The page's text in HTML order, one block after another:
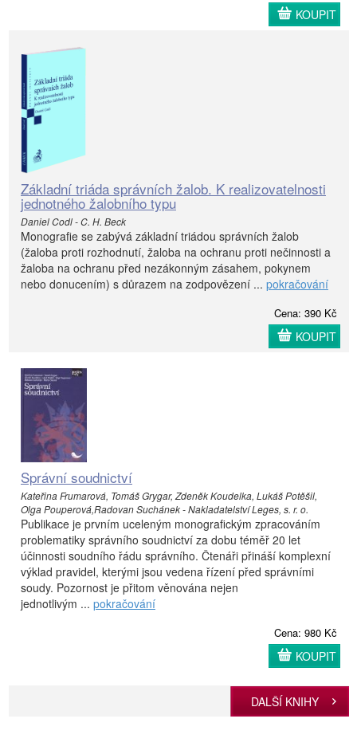
KOUPIT
Základní triáda správních žalob. K realizovatelnosti
jednotného žalobního typu
Daniel Codl - C. H. Beck
Monografie se zabývá základní triádou správních žalob
(žaloba proti rozhodnutí, žaloba na ochranu proti nečinnosti a
žaloba na ochranu před nezákonným zásahem, pokynem
nebo donucením) s důrazem na zodpovězení ... pokračování
Cena: 390 Kč
KOUPIT
Správní soudnictví
Kateřina Frumarová, Tomáš Grygar, Zdeněk Koudelka, Lukáš Potěšil,
Olga Pouperová,Radovan Suchánek - Nakladatelství Leges, s. r. o.
Publikace je prvním uceleným monografickým zpracováním
problematiky správního soudnictví za dobu téměř 20 let
účinnosti soudního řádu správního. Čtenáři přináší komplexní
výklad pravidel, kterými jsou vedena řízení před správními
soudy. Pozornost je přitom věnována nejen
jednotlivým ... pokračování
Cena: 980 Kč
KOUPIT
DALŠÍ KNIHY